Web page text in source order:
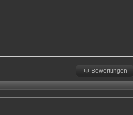
Bewertungen